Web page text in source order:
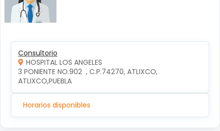
Consultorio
HOSPITAL LOS ANGELES
3 PONIENTE NO.902  , C.P.74270, ATLIXCO,
ATLIXCO,PUEBLA
Horarios disponibles